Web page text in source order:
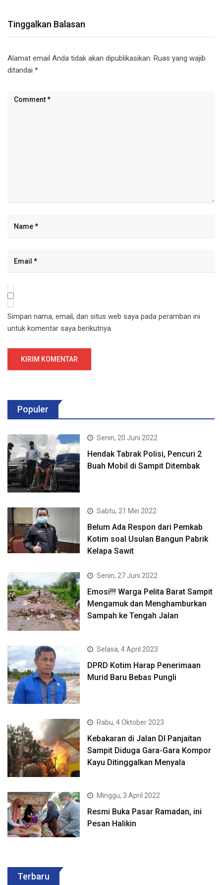
Tinggalkan Balasan
Alamat email Anda tidak akan dipublikasikan. Ruas yang wajib
ditandai *
Simpan nama, email, dan situs web saya pada peramban ini
untuk komentar saya berikutnya.
Populer
Senin, 20 Juni 2022
Hendak Tabrak Polisi, Pencuri 2
Buah Mobil di Sampit Ditembak
Sabtu, 21 Mei 2022
Belum Ada Respon dari Pemkab
Kotim soal Usulan Bangun Pabrik
Kelapa Sawit
Senin, 27 Juni 2022
Emosi!!! Warga Pelita Barat Sampit
Mengamuk dan Menghamburkan
Sampah ke Tengah Jalan
Selasa, 4 April 2023
DPRD Kotim Harap Penerimaan
Murid Baru Bebas Pungli
Rabu, 4 Oktober 2023
Kebakaran di Jalan DI Panjaitan
Sampit Diduga Gara-Gara Kompor
Kayu Ditinggalkan Menyala
Minggu, 3 April 2022
Resmi Buka Pasar Ramadan, ini
Pesan Halikin
Terbaru